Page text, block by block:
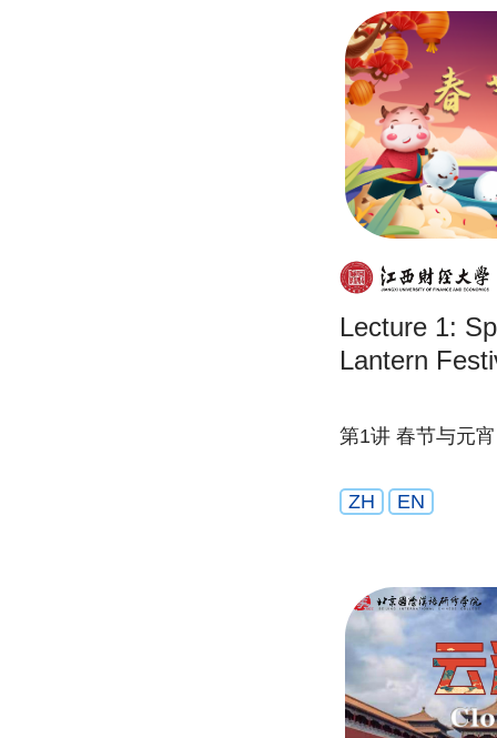
Lecture 1:
Lantern
第1讲 春节与元宵
ZH EN